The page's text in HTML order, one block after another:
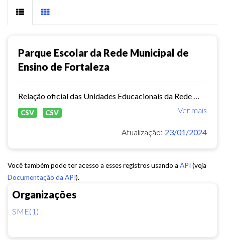
Organizações
SME(1)
Parque Escolar da Rede Municipal de
Ensino de Fortaleza
Ver mais
CSV CSV
Atualização: 23/01/2024
Você também pode ter acesso a esses registros usando a API (veja
Documentação da API).